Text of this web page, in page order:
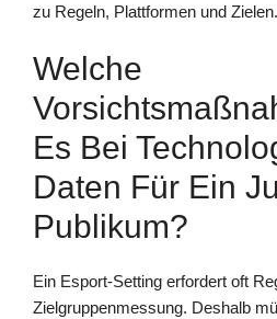
zu Regeln, Plattformen und Zielen.
Welche
Es Bei
Daten Für Ein
Publikum?
Ein Esport-Setting erfordert oft
Zielgruppenmessung. Deshalb